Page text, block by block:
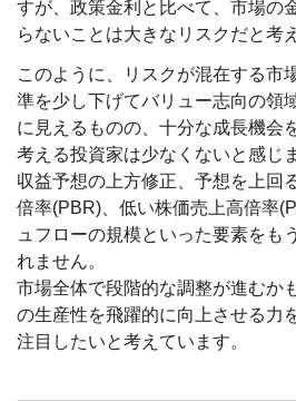
すが、政策金利と比べて、市場の
らないことは大きなリスクだと考
このように、リスクが混在する市
準を少し下げてバリュー志向の領
に見えるものの、十分な成長機会
考える投資家は少なくないと感じ
収益予想の上方修正、予想を上回
倍率(PBR)、低い株価売上高倍率
ュフローの規模といった要素をも
れません。
市場全体で段階的な調整が進むか
の生産性を飛躍的に向上させる力
注目したいと考えています。